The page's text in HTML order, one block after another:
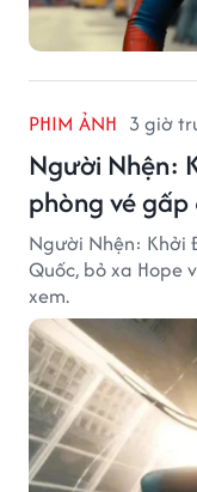
PHIM ẢNH 3 giờ
Người Nhện:
phòng vé
Người Nhện: Khởi
Quốc, bỏ xa
xem.